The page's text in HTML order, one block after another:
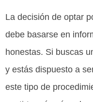
La decisión de optar
debe basarse en
honestas. Si buscas
y estás dispuesto a
este tipo de